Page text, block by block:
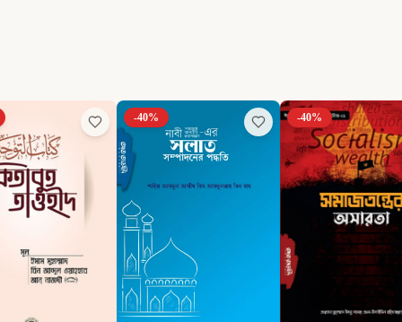
-40% -40%